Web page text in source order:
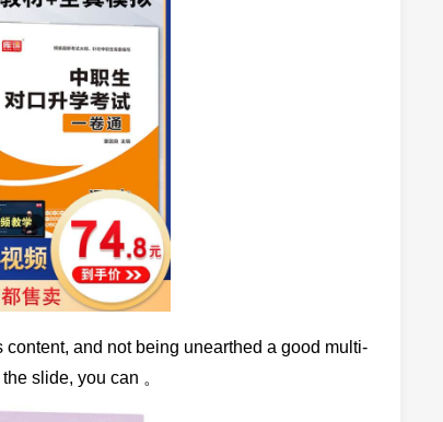
content, and not being unearthed a good multi-
slide, you can 。